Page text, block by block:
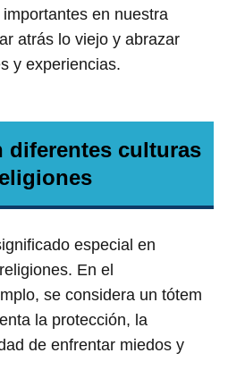
en nuestra
atrás lo viejo y abrazar
y experiencias.
diferentes culturas
especial en
En el
se considera un tótem
la protección, la
de enfrentar miedos y